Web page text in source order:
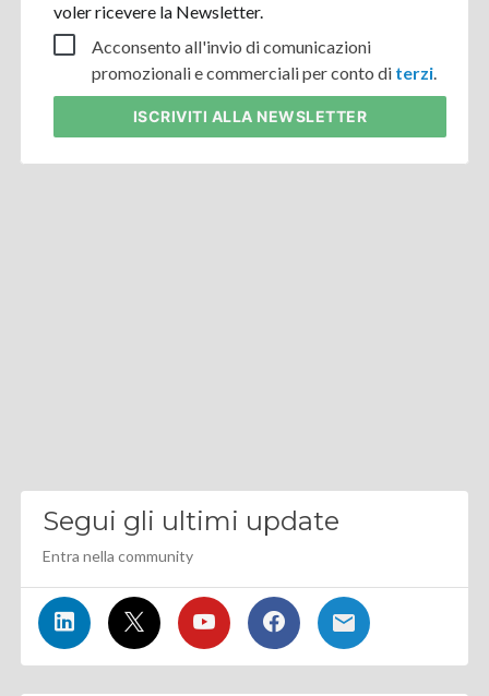
voler ricevere la Newsletter.
Acconsento all'invio di comunicazioni
promozionali e commerciali per conto di terzi.
ISCRIVITI ALLA NEWSLETTER
Segui gli ultimi update
Entra nella community